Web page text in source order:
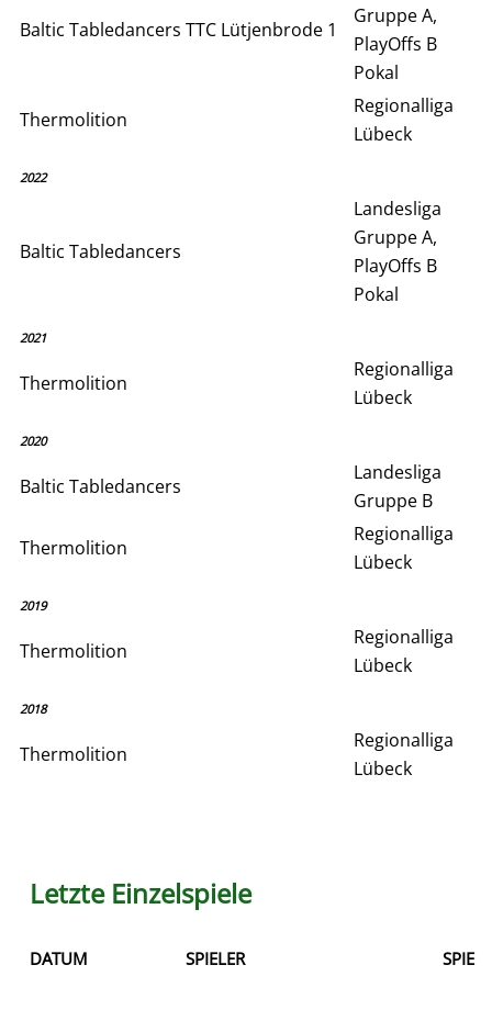
Baltic Tabledancers TTC Lütjenbrode 1
Gruppe A,
PlayOffs B
Pokal
Thermolition
Regionalliga
Lübeck
2022
Baltic Tabledancers
Landesliga
Gruppe A,
PlayOffs B
Pokal
2021
Thermolition
Regionalliga
Lübeck
2020
Baltic Tabledancers
Landesliga
Gruppe B
Thermolition
Regionalliga
Lübeck
2019
Thermolition
Regionalliga
Lübeck
2018
Thermolition
Regionalliga
Lübeck
Letzte Einzelspiele
DATUM SPIELER